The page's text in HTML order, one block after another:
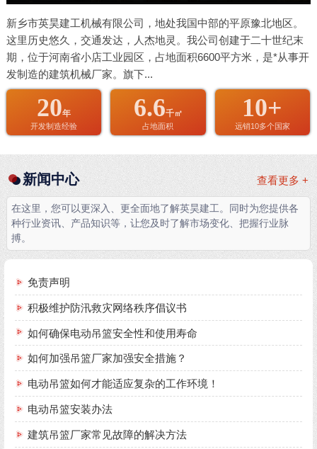
新乡市英昊建工机械有限公司，地处我国中部的平原豫北地区。
这里历史悠久，交通发达，人杰地灵。我公司创建于二十世纪末
期，位于河南省小店工业园区，占地面积6600平方米，是*从事开
发制造的建筑机械厂家。旗下...
20年
开发制造经验
6.6千㎡
占地面积
10+
远销10多个国家
查看更多 +
新闻中心
在这里，您可以更深入、更全面地了解英昊建工。同时为您提供各
种行业资讯、产品知识等，让您及时了解市场变化、把握行业脉
搏。
免责声明
积极维护防汛救灾网络秩序倡议书
如何确保电动吊篮安全性和使用寿命
如何加强吊篮厂家加强安全措施？
电动吊篮如何才能适应复杂的工作环境！
电动吊篮安装办法
建筑吊篮厂家常见故障的解决方法